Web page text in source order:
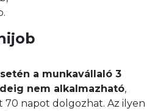
a munkavállaló 3
nem alkalmazható,
napot dolgozhat. Az ilyen